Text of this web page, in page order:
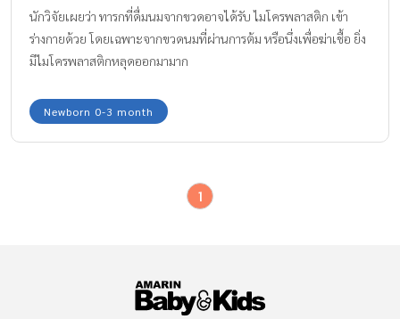
นักวิจัยเผยว่า ทารกที่ดื่มนมจากขวดอาจได้รับ ไมโครพลาสติก เข้า
ร่างกายด้วย โดยเฉพาะจากขวดนมที่ผ่านการต้ม หรือนึ่งเพื่อฆ่าเชื้อ ยิ่ง
มีไมโครพลาสติกหลุดออกมามาก
Newborn 0-3 month
1